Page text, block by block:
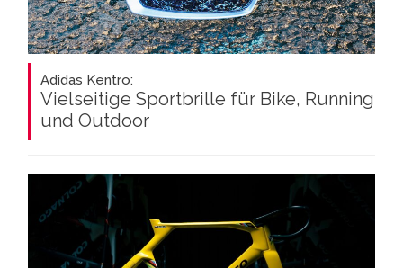
Adidas Kentro:
Vielseitige Sportbrille für Bike, Running
und Outdoor